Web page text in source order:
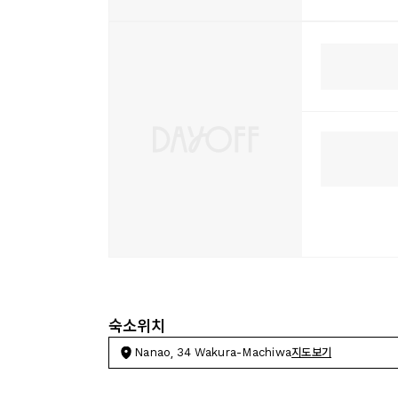
숙소위치
Nanao, 34 Wakura-Machiwa지도보기